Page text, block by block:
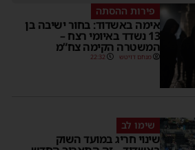
פירות ההסתה
אימה באשדוד: בחור ישיבה בן
13 נשדד באיומי רצח –
המשטרה הקימה צח”מ
מנחם דויטש 22:32
שימו לב
שינוי חריג במועד השוק